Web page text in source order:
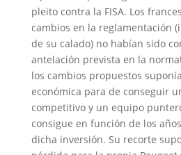
pleito contra la FISA. Los
cambios en la reglamentación
de su calado) no habían sido
antelación prevista en la
los cambios propuestos
económica para de conseguir
competitivo y un equipo
consigue en función de los
dicha inversión. Su recorte